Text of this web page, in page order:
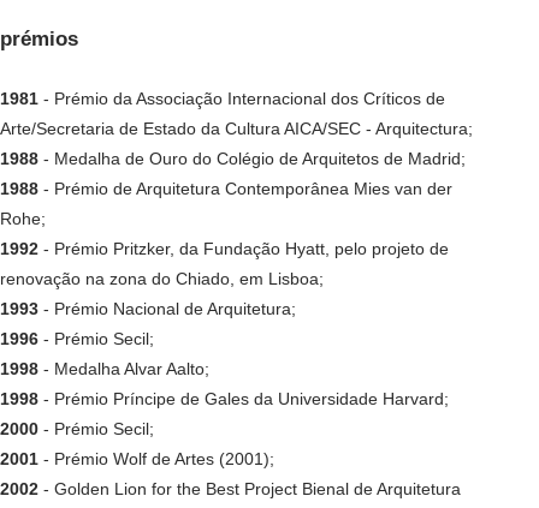
prémios
1981 - Prémio da Associação Internacional dos Críticos de
Arte/Secretaria de Estado da Cultura AICA/SEC - Arquitectura;
1988 - Medalha de Ouro do Colégio de Arquitetos de Madrid;
1988 - Prémio de Arquitetura Contemporânea Mies van der
Rohe;
1992 - Prémio Pritzker, da Fundação Hyatt, pelo projeto de
renovação na zona do Chiado, em Lisboa;
1993 - Prémio Nacional de Arquitetura;
1996 - Prémio Secil;
1998 - Medalha Alvar Aalto;
1998 - Prémio Príncipe de Gales da Universidade Harvard;
2000 - Prémio Secil;
2001 - Prémio Wolf de Artes (2001);
2002 - Golden Lion for the Best Project Bienal de Arquitetura